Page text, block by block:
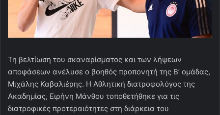
Τη βελτίωση του σκαναρίσματος και των λήψεων
αποφάσεων ανέλυσε ο βοηθός προπονητή της Β’ ομάδας,
Μιχάλης Καβαλιέρης. Η Αθλητική διατροφολόγος της
Ακαδημίας, Ειρήνη Μάνθου τοποθετήθηκε για τις
διατροφικές προτεραιότητες στη διάρκεια του